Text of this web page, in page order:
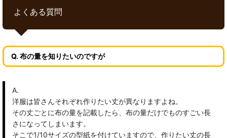
よくある質問
Q. 布の量を知りたいのですが
A.
洋服は皆さんそれぞれ作りたい丈が異なりますよね。
その丈ごとに布の量を記載したら、布の量だけでものすごい長
さになってしまいます。
そこで1/10サイズの型紙を付けていますので、作りたい丈の長